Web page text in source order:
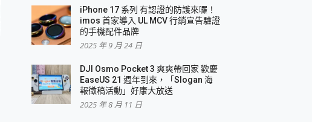
iPhone 17 系列 有認證的防護來囉！
imos 首家導入 UL MCV 行銷宣告驗證
的手機配件品牌
2025 年 9 月 24 日
DJI Osmo Pocket 3 爽爽帶回家 歡慶
EaseUS 21 週年到來，「Slogan 海
報徵稿活動」好康大放送
2025 年 8 月 11 日